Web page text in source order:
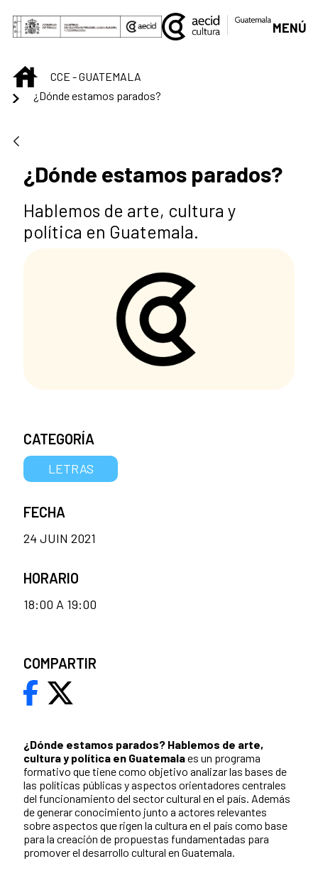
Saut au contenu principal
MENÚ
INICIOCCE - GUATEMALA
¿Dónde estamos parados?
¿Dónde estamos parados?
Hablemos de arte, cultura y
política en Guatemala.
¿Dónde estamos parados? Hablemos de arte,
cultura y política en Guatemalaes un programa
formativo que tiene como objetivo analizar las bases de
las políticas públicas y aspectos orientadores centrales
del funcionamiento del sector cultural en el país. Además
de generar conocimiento junto a actores relevantes
sobre aspectos que rigen la cultura en el país como base
para la creación de propuestas fundamentadas para
promover el desarrollo cultural en Guatemala.
CATEGORÍA
LETRAS
FECHA
24 JUIN 2021
HORARIO
18:00 A 19:00
COMPARTIR